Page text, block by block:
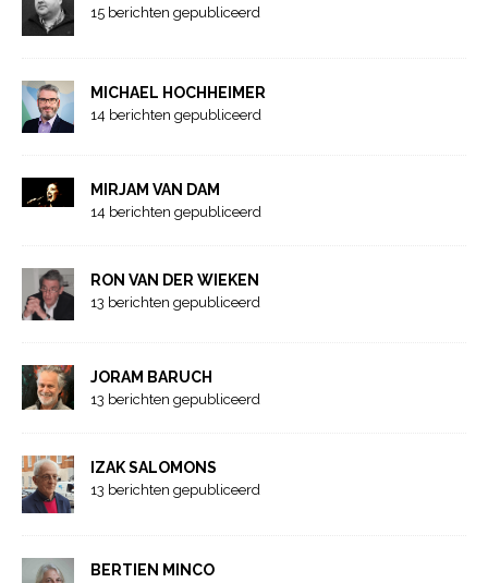
15 berichten gepubliceerd
MICHAEL HOCHHEIMER
14 berichten gepubliceerd
MIRJAM VAN DAM
14 berichten gepubliceerd
RON VAN DER WIEKEN
13 berichten gepubliceerd
JORAM BARUCH
13 berichten gepubliceerd
IZAK SALOMONS
13 berichten gepubliceerd
BERTIEN MINCO